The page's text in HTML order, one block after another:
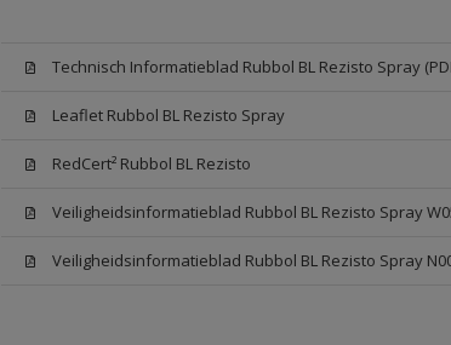
Technisch Informatieblad Rubbol BL Rezisto Spray
Leaflet Rubbol BL Rezisto Spray
RedCert² Rubbol BL Rezisto
Veiligheidsinformatieblad Rubbol BL Rezisto Spray
Veiligheidsinformatieblad Rubbol BL Rezisto Spray